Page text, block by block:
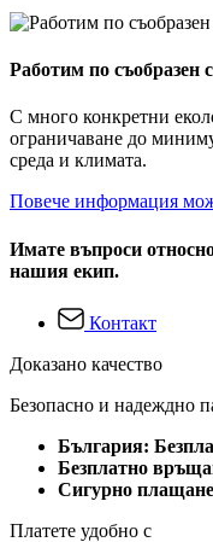
Работим по съобразен
С много конкретни
ограничаване до
среда и климата.
Повече информация
Имате въпроси
нашия екип.
Контакт
Доказано качество
Безопасно и надеждно
България:
Безплатно
Сигурно плащане
Платете удобно с